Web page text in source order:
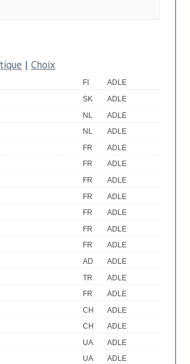
| Choix
FI
ADLE
SK
ADLE
NL
ADLE
NL
ADLE
FR
ADLE
FR
ADLE
FR
ADLE
FR
ADLE
FR
ADLE
FR
ADLE
FR
ADLE
AD
ADLE
TR
ADLE
FR
ADLE
CH
ADLE
CH
ADLE
UA
ADLE
UA
ADLE